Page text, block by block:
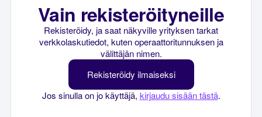
Vain rekisteröityneille
Rekisteröidy, ja saat näkyville yrityksen tarkat
verkkolaskutiedot, kuten operaattoritunnuksen ja
välittäjän nimen.
Rekisteröidy ilmaiseksi
Jos sinulla on jo käyttäjä, kirjaudu sisään tästä.